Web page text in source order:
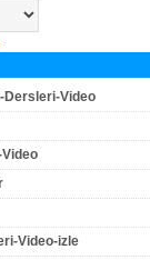
Dersleri-Video
Video-izle